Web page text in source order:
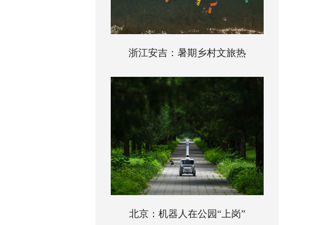
浙江安吉：暑期乡村文旅热
北京：机器人在公园“上岗”